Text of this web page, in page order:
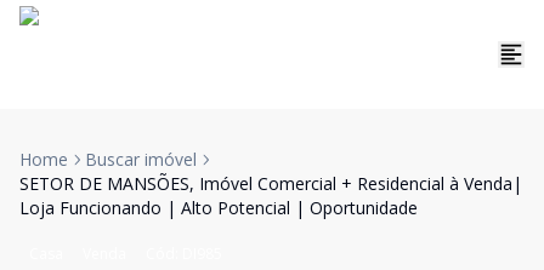
Home
Buscar imóvel
SETOR DE MANSÕES, Imóvel Comercial + Residencial à Venda|
Loja Funcionando | Alto Potencial | Oportunidade